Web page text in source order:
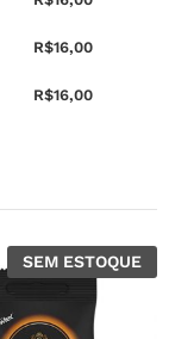
R$16,00
R$16,00
SEM ESTOQUE